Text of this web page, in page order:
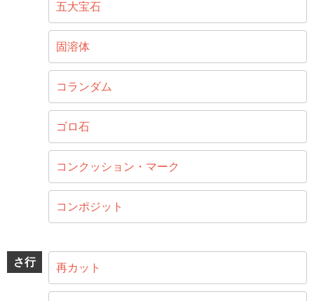
五大宝石
固溶体
コランダム
ゴロ石
コンクッション・マーク
コンポジット
さ行 再カット